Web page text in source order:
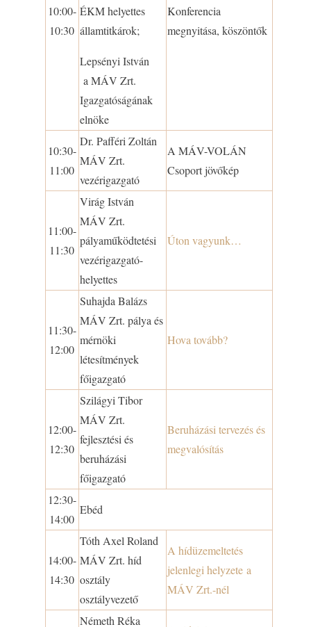
10:00-
10:30
ÉKM helyettes
államtitkárok;
Lepsényi István
a MÁV Zrt.
Igazgatóságának
elnöke
Konferencia
megnyitása, köszöntők
10:30-
11:00
Dr. Pafféri Zoltán
MÁV Zrt.
vezérigazgató
A MÁV-VOLÁN
Csoport jövőkép
11:00-
11:30
Virág István
MÁV Zrt.
pályaműködtetési
vezérigazgató-
helyettes
Úton vagyunk…
11:30-
12:00
Suhajda Balázs
MÁV Zrt. pálya és
mérnöki
létesítmények
főigazgató
Hova tovább?
12:00-
12:30
Szilágyi Tibor
MÁV Zrt.
fejlesztési és
beruházási
főigazgató
Beruházási tervezés és
megvalósítás
12:30-
14:00
Ebéd
14:00-
14:30
Tóth Axel Roland
MÁV Zrt. híd
osztály
osztályvezető
A hídüzemeltetés
jelenlegi helyzete a
MÁV Zrt.-nél
Németh Réka